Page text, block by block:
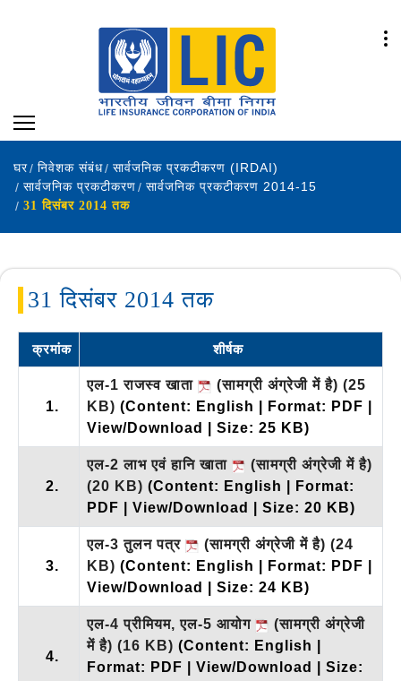
घर निवेशक संबंध
सार्वजनिक प्रकटीकरण (IRDAI)
सार्वजनिक प्रकटीकरण
सार्वजनिक प्रकटीकरण 2014-15
31 दिसंबर 2014 तक
31 दिसंबर 2014 तक
क्रमांक शीर्षक
1.
एल-1 राजस्व खाता (सामग्री अंग्रेजी में है) (25
KB) (Content: English | Format: PDF |
View/Download | Size: 25 KB)
2.
एल-2 लाभ एवं हानि खाता
(सामग्री अंग्रेजी में है)
(20 KB) (Content: English | Format:
PDF | View/Download | Size: 20 KB)
3.
एल-3 तुलन पत्र (सामग्री अंग्रेजी में है) (24
KB) (Content: English | Format: PDF |
View/Download | Size: 24 KB)
4.
एल-4 प्रीमियम, एल-5 आयोग
(सामग्री अंग्रेजी
में है) (16 KB) (Content: English |
Format: PDF | View/Download | Size: